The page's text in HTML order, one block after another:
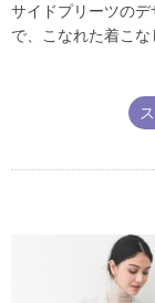
サイドプリーツの
で、こなれた着こな